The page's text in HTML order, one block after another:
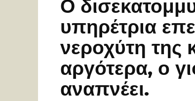
Ο
υπηρέτρια
νεροχύτη της
αργότερα, ο
αναπνέει.